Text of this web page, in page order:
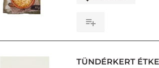
TÜNDÉRKERT